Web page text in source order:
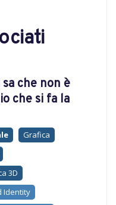
che non è
che si fa la
Grafica
3D
Identity